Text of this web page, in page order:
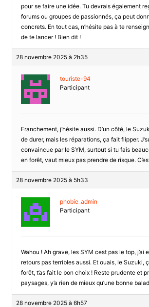
pour se faire une idée. Tu devrais également
forums ou groupes de passionnés, ça peut
concrets. En tout cas, n’hésite pas à te
de te lancer ! Bien dit !
28 novembre 2025 à 2h35
touriste-94
Participant
Franchement, j’hésite aussi. D’un côté, le
de durer, mais les réparations, ça fait flipper.
convaincue par le SYM, surtout si tu fais
en forêt, vaut mieux pas prendre de risque.
28 novembre 2025 à 5h33
phobie_admin
Participant
Wahou ! Ah grave, les SYM cest pas le top, j’ai
retours pas terribles aussi. Et ouais, le Suzuki,
forêt, t’as fait le bon choix ! Reste prudente et
paysages, y’a rien de mieux qu’une bonne
28 novembre 2025 à 6h57